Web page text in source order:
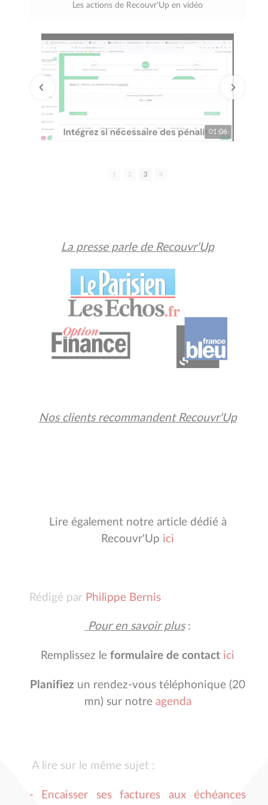
Les actions de Recouvr'Up en vidéo
1 2 3 4
La presse parle de Recouvr'Up
Nos clients recommandent Recouvr'Up
Lire également notre article dédié à
Recouvr'Up ici
Rédigé par Philippe Bernis
Pour en savoir plus:
Remplissez le formulaire de contact ici
Planifiez un rendez-vous téléphonique (20
mn) sur notre agenda
A lire sur le même sujet :
- Encaisser ses factures aux échéances